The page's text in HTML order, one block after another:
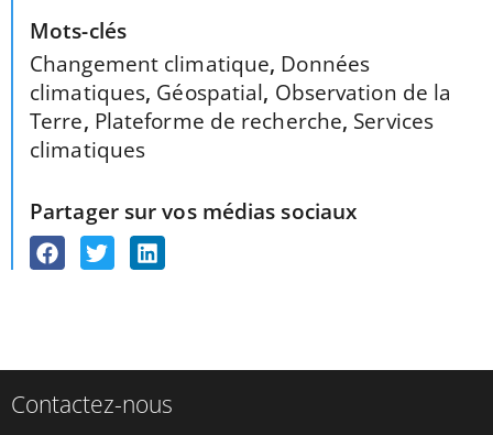
Mots-clés
Changement climatique, Données
climatiques, Géospatial, Observation de la
Terre, Plateforme de recherche, Services
climatiques
Partager sur vos médias sociaux
Contactez-nous